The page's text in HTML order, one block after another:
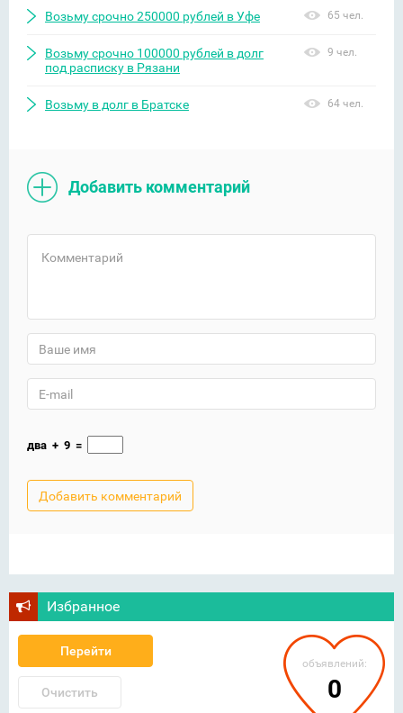
Возьму срочно 250000 рублей в Уфе 65 чел.
Возьму срочно 100000 рублей в долг
под расписку в Рязани
9 чел.
Возьму в долг в Братске 64 чел.
Добавить комментарий
два + 9 =
Избранное
Перейти
Очистить
объявлений:
0